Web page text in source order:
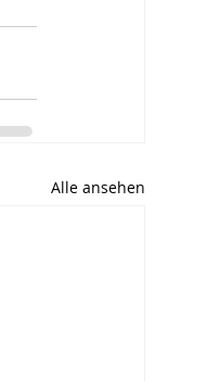
Alle ansehen